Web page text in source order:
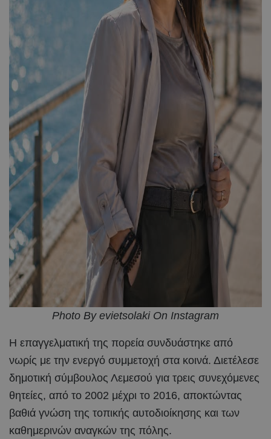
Photo By evietsolaki On Instagram
Η επαγγελματική της πορεία συνδυάστηκε από
νωρίς με την ενεργό συμμετοχή στα κοινά. Διετέλεσε
δημοτική σύμβουλος Λεμεσού για τρεις συνεχόμενες
θητείες, από το 2002 μέχρι το 2016, αποκτώντας
βαθιά γνώση της τοπικής αυτοδιοίκησης και των
καθημερινών αναγκών της πόλης.